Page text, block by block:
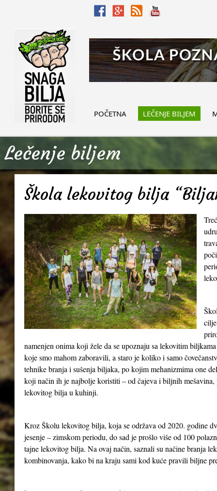
POČETNA LEČENJE BILJEM
Lečenje biljem
Škola lekovitog bilja
namenjen onima koji žele da se upoznaju sa lekovitim
koje smo mahom zaboravili, a staro je koliko i samo
tehnike branja i sušenja biljaka, po kojim mehanizmima one
koji način ih je najbolje koristiti – od čajeva i biljnih mešavina,
lekovitog bilja u kuhinji.
Kroz Školu lekovitog bilja, koja se održava od 2020. godine
jesenje – zimskom periodu, do sad je prošlo više od 100
tajne lekovitog bilja. Na ovaj način, saznali su načine branja
kombinovanja, kako bi na kraju sami kod kuće pravili biljne